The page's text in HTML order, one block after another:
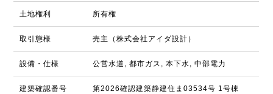
土地権利 所有権
取引態様 売主（株式会社アイダ設計）
設備・仕様 公営水道, 都市ガス, 本下水, 中部電力
建築確認番号 第2026確認建築静建住ま03534号 1号棟